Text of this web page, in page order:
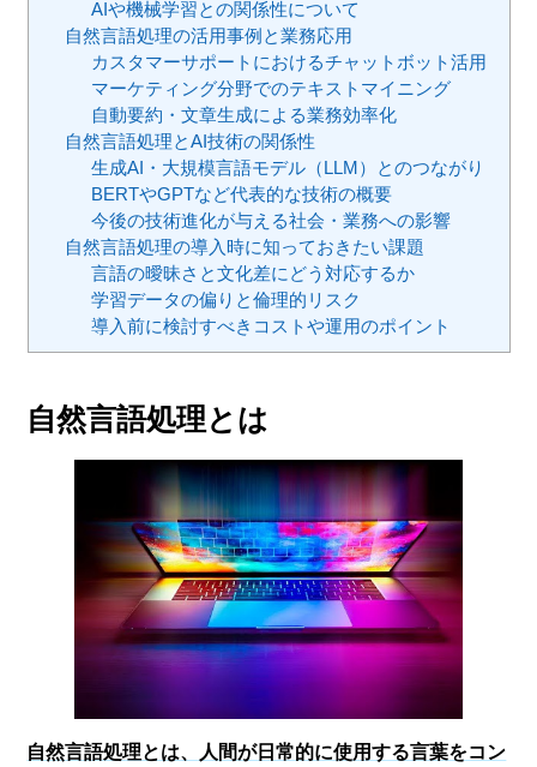
AIや機械学習との関係性について
自然言語処理の活用事例と業務応用
カスタマーサポートにおけるチャットボット活用
マーケティング分野でのテキストマイニング
自動要約・文章生成による業務効率化
自然言語処理とAI技術の関係性
生成AI・大規模言語モデル（LLM）とのつながり
BERTやGPTなど代表的な技術の概要
今後の技術進化が与える社会・業務への影響
自然言語処理の導入時に知っておきたい課題
言語の曖昧さと文化差にどう対応するか
学習データの偏りと倫理的リスク
導入前に検討すべきコストや運用のポイント
自然言語処理とは
自然言語処理とは、人間が日常的に使用する言葉をコン